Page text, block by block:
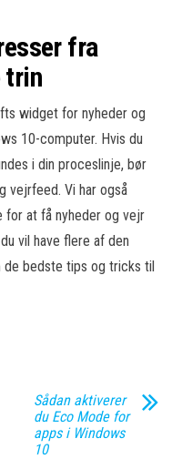
fra
trin
widget for nyheder og
10-computer. Hvis du
i din proceslinje, bør
vejrfeed. Vi har også
for at få nyheder og vejr
vil have flere af den
de bedste tips og tricks til
Sådan aktiverer
du Eco Mode for
apps i Windows
10